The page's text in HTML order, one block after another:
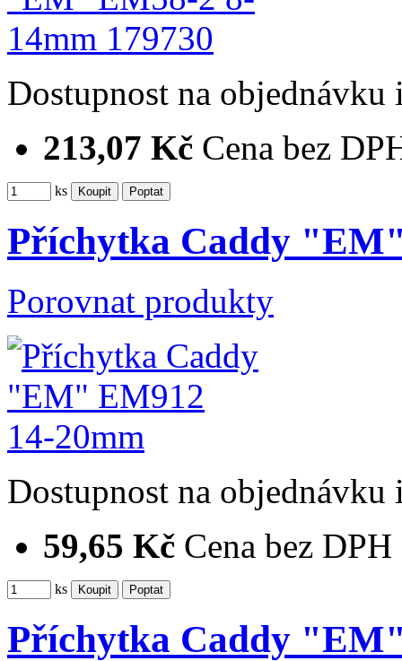
Dostupnost na objednávku
213,07 Kč Cena bez
ks
Příchytka Caddy
Porovnat produkty
Dostupnost na objednávku
59,65 Kč Cena bez DPH
ks
Příchytka Caddy